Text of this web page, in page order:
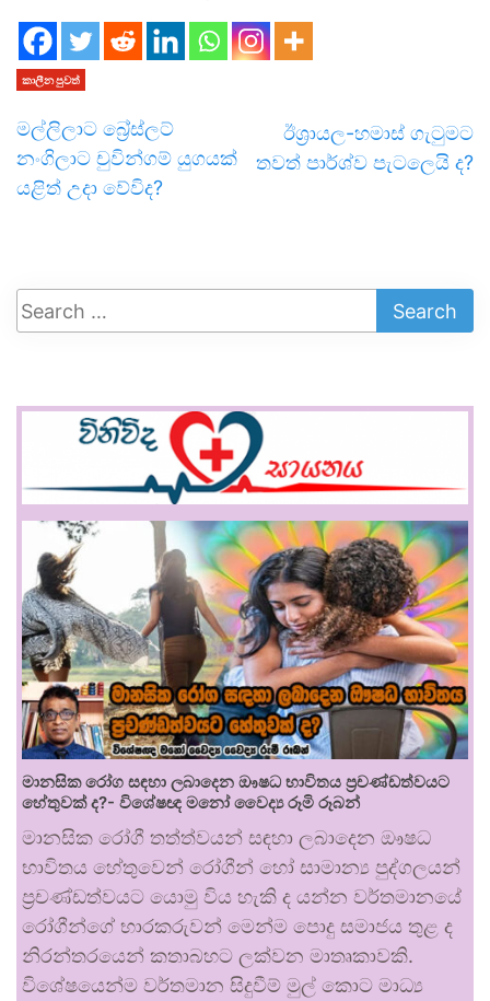
කාලීන පුවත්
මල්ලිලාට බ්‍රේස්ලට්
නංගිලාට චුවින්ගම් යුගයක්
යළිත් උදා වේවිද?
ඊශ්‍රායල-හමාස් ගැටුමට
තවත් පාර්ශ්ව පැටලෙයි ද?
මානසික රෝග සඳහා ලබාදෙන ඖෂධ භාවිතය ප්‍රචණ්ඩත්වයට
හේතුවක් ද?- විශේෂඥ මනෝ වෛද්‍ය රූමි රූබන්
මානසික රෝගී තත්ත්වයන් සඳහා ලබාදෙන ඖෂධ
භාවිතය හේතුවෙන් රෝගීන් හෝ සාමාන්‍ය පුද්ගලයන්
ප්‍රචණ්ඩත්වයට යොමු විය හැකි ද යන්න වර්තමානයේ
රෝගීන්ගේ භාරකරුවන් මෙන්ම පොදු සමාජය තුළ ද
නිරන්තරයෙන් කතාබහට ලක්වන මාතෘකාවකි.
විශේෂයෙන්ම වර්තමාන සිදුවීම් මුල් කොට මාධ්‍ය